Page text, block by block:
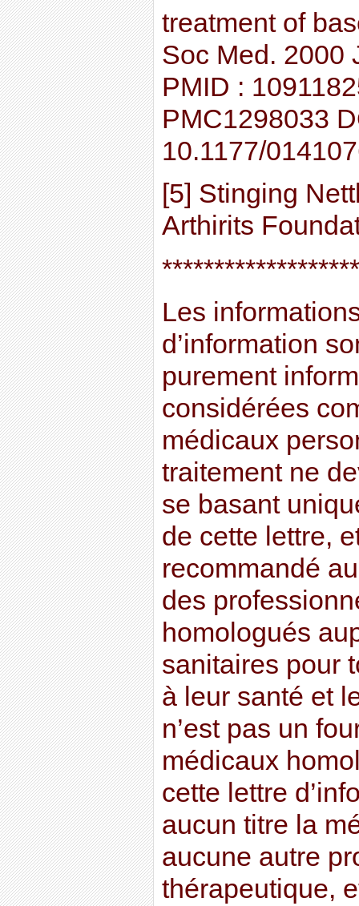
treatment of
Soc Med. 2000
PMID :
PMC1298033
10.1177/
[5] Stinging
Arthirits
Les
d’information
purement
considérées
médicaux
traitement ne
se basant
de cette lettre,
recommandé
des
homologués
sanitaires pour
à leur santé et
n’est pas un
médicaux
cette lettre
aucun titre la
aucune autre
thérapeutique,